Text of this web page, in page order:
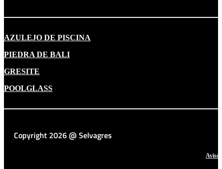
AZULEJO DE PISCINA
PIEDRA DE BALI
GRESITE
POOLGLASS
Copyright 2026 @ Selvagres
Aviso